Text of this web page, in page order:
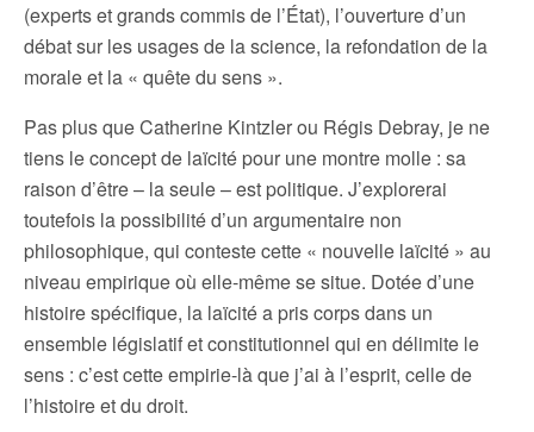
(experts et grands commis de l’État), l’ouverture d’un
débat sur les usages de la science, la refondation de la
morale et la « quête du sens ».
Pas plus que Catherine Kintzler ou Régis Debray, je ne
tiens le concept de laïcité pour une montre molle : sa
raison d’être – la seule – est politique. J’explorerai
toutefois la possibilité d’un argumentaire non
philosophique, qui conteste cette « nouvelle laïcité » au
niveau empirique où elle-même se situe. Dotée d’une
histoire spécifique, la laïcité a pris corps dans un
ensemble législatif et constitutionnel qui en délimite le
sens : c’est cette empirie-là que j’ai à l’esprit, celle de
l’histoire et du droit.